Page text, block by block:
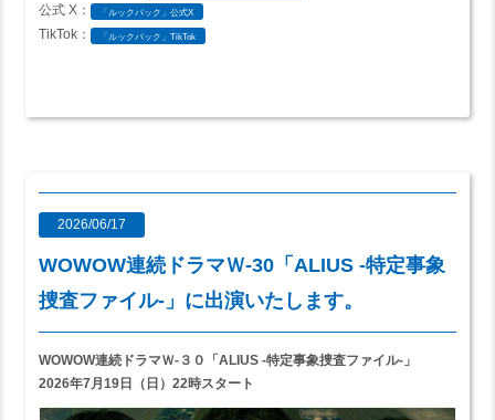
公式 X： 「ルックバック」公式X
TikTok： 「ルックバック」TikTok
2026/06/17
WOWOW連続ドラマＷ-30「ALIUS -特定事象
捜査ファイル-」に出演いたします。
WOWOW連続ドラマＷ-３０「ALIUS -特定事象捜査ファイル-」
2026年7月19日（日）22時スタート